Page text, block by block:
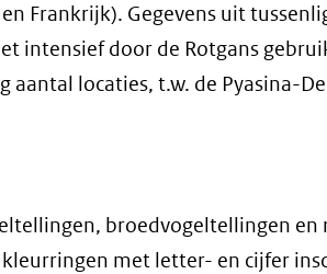
Frankrijk). Gegevens uit
intensief door de Rotgans
aantal locaties, t.w. de Pyasina-
broedvogeltellingen
met letter- en cijfer